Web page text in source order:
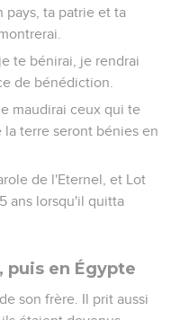
pays, ta patrie et ta
te bénirai, je rendrai
de bénédiction.
maudirai ceux qui te
terre seront bénies en
de l'Eternel, et Lot
ans lorsqu'il quitta
puis en Égypte
son frère. Il prit aussi